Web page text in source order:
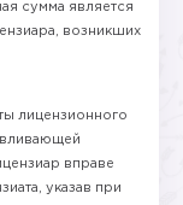
сумма является
возникших
лицензионного
вправе
указав при